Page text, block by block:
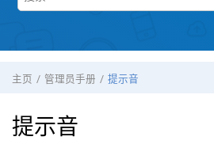
主页 管理员手册 提示音
提示音